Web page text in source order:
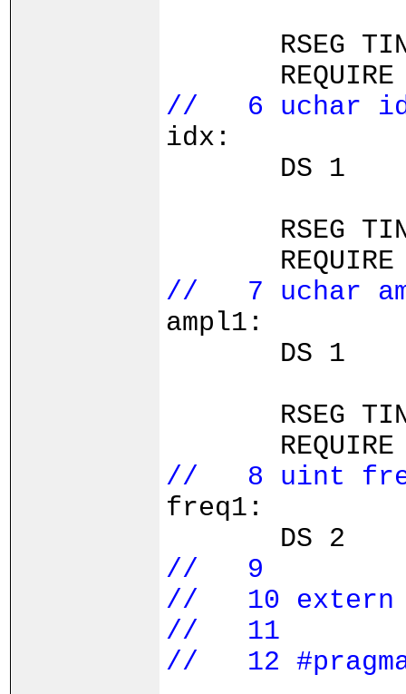
RSEG
REQUIRE
// 6 uchar
idx:
DS 1
RSEG
REQUIRE
// 7 uchar
ampl1:
DS 1
RSEG
REQUIRE
// 8 uint
freq1:
DS 2
// 9
// 10 extern
// 11
// 12 #pragma